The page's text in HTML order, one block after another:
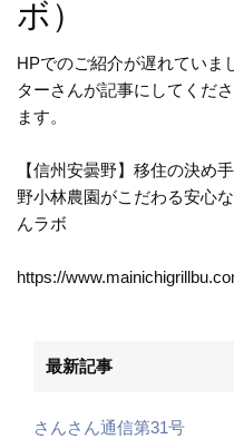
ボ）
HPでのご紹介が遅れていま
ターさんが記事にしてくだ
ます。
【信州安曇野】移住の決め
野小林農園がこだわる安心
んラボ
https://
最新記事
さんさん通信第31号